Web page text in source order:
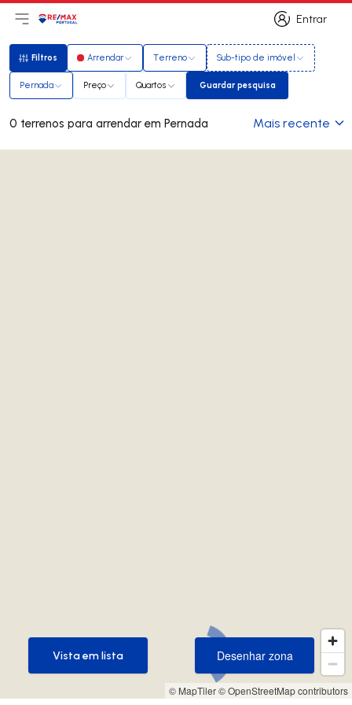
Entrar
Entrar
Abri menu principal
LogoIr para página inicial
Filtros
Filtros Arrendar Terreno Sub-tipo de imóvel
Pernada Preço Quartos Guardar pesquisa
Guardar pesquisa
0 terrenos para arrendar em Pernada Mais recente
© MapTiler© OpenStreetMap contributors
Desenhar zona
Desenhar zona
Vista em lista
Vista em lista